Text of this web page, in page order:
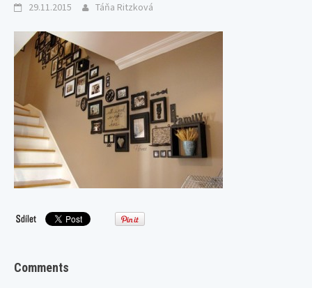
29.11.2015 Táňa Ritzková
Comments